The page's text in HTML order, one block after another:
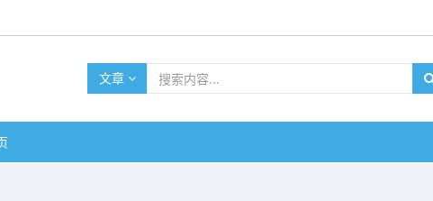
文章